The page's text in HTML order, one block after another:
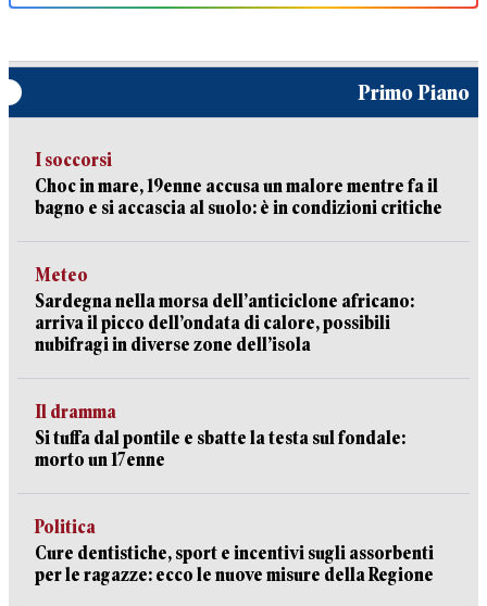
Primo Piano
I soccorsi
Choc in mare, 19enne accusa un malore mentre fa il
bagno e si accascia al suolo: è in condizioni critiche
Meteo
Sardegna nella morsa dell’anticiclone africano:
arriva il picco dell’ondata di calore, possibili
nubifragi in diverse zone dell’isola
Il dramma
Si tuffa dal pontile e sbatte la testa sul fondale:
morto un 17enne
Politica
Cure dentistiche, sport e incentivi sugli assorbenti
per le ragazze: ecco le nuove misure della Regione